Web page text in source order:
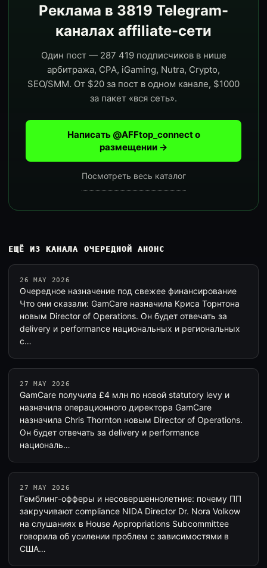
Реклама в 3819 Telegram-
каналах affiliate-сети
Один пост — 287 419 подписчиков в нише
арбитража, CPA, iGaming, Nutra, Crypto,
SEO/SMM. От $20 за пост в одном канале, $1000
за пакет «вся сеть».
Написать @AFFtop_connect о
размещении →
Посмотреть весь каталог
ЕЩЁ ИЗ КАНАЛА ОЧЕРЕДНОЙ АНОНС
26 MAY 2026
Очередное назначение под свежее финансирование
Что они сказали: GamCare назначила Криса Торнтона
новым Director of Operations. Он будет отвечать за
delivery и performance национальных и региональных
с…
27 MAY 2026
GamCare получила £4 млн по новой statutory levy и
назначила операционного директора GamCare
назначила Chris Thornton новым Director of Operations.
Он будет отвечать за delivery и performance
националь…
27 MAY 2026
Гемблинг-офферы и несовершеннолетние: почему ПП
закручивают compliance NIDA Director Dr. Nora Volkow
на слушаниях в House Appropriations Subcommittee
говорила об усилении проблем с зависимостями в
США…